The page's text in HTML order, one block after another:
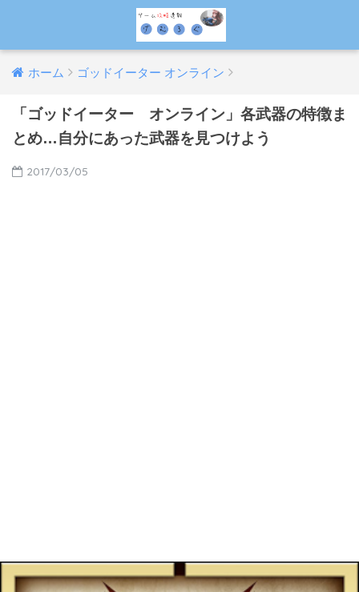
ホーム ゴッドイーター オンライン
「ゴッドイーター オンライン」各武器の特徴ま
とめ…自分にあった武器を見つけよう
2017/03/05